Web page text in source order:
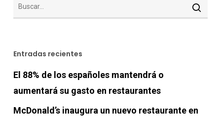
Entradas recientes
El 88% de los españoles mantendrá o
aumentará su gasto en restaurantes
McDonald’s inaugura un nuevo restaurante en